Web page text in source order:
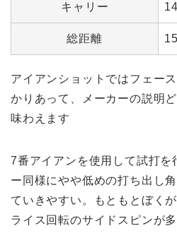
キャリー
総距離
アイアンショットではフェー
かりあって、メーカーの説明
味わえます
7番アイアンを使用して試打
ー同様にやや低めの打ち出し
ていきやすい。もともとぼく
ライス回転のサイドスピンが